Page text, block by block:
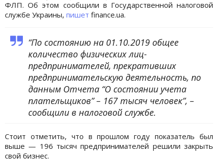
ФЛП. Об этом сообщили в Государственной налоговой
службе Украины, пишет finance.ua.
“По состоянию на 01.10.2019 общее
количество физических лиц-
предпринимателей, прекративших
предпринимательскую деятельность, по
данным Отчета “О состоянии учета
плательщиков” – 167 тысяч человек”, –
сообщили в налоговой службе.
Стоит отметить, что в прошлом году показатель был
выше — 196 тысяч предпринимателей решили закрыть
свой бизнес.